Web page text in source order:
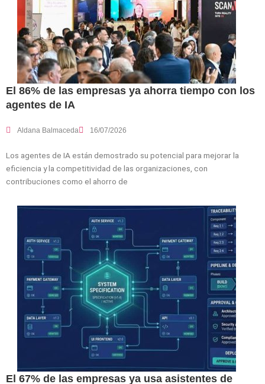
El 86% de las empresas ya ahorra tiempo con los
agentes de IA
Aldana Balmaceda 16/07/2026
Los agentes de IA están demostrado su potencial para mejorar la
eficiencia y la competitividad de las organizaciones, con
contribuciones como el ahorro de
El 67% de las empresas ya usa asistentes de